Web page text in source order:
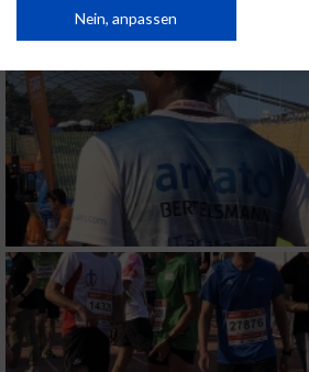
Daten können außerhalb der Europäischen Union
Website/App.
Partnerliste anzeigen (1 IAB-Anbieter)
Wir nutzen Ihre Daten für folgende Zwecke:
IAB-Verarbeitungszwecke:
Speichern von oder Zugriff auf
auf einem Endgerät
Verwendung reduzierter Daten zur
von Werbeanzeigen
Erstellung von Profilen für
Nein, anpassen